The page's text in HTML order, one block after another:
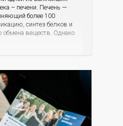
– печени. Печень —
более 100
синтез белков и
обмена веществ. Однако